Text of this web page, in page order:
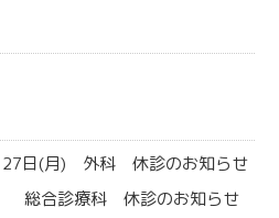
27日(月) 外科 休診のお知らせ
総合診療科 休診のお知らせ